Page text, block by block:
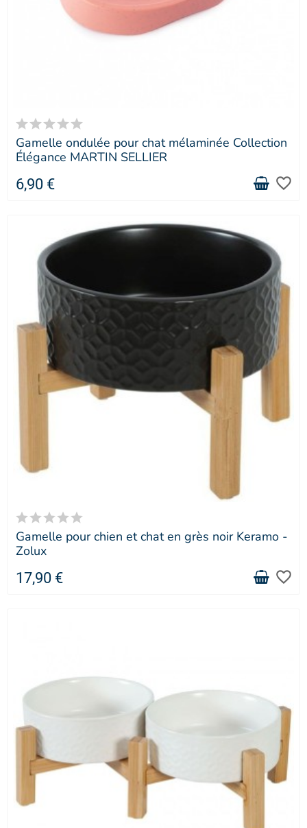
Gamelle ondulée pour chat mélaminée Collection
Élégance MARTIN SELLIER
6,90 € favorite_border
Gamelle pour chien et chat en grès noir Keramo -
Zolux
17,90 € favorite_border